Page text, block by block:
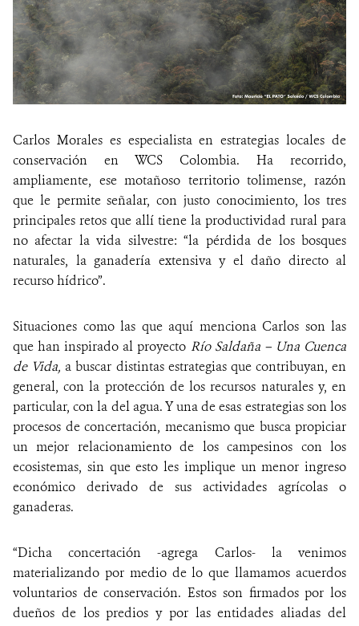
Carlos Morales es especialista en estrategias locales de
conservación en WCS Colombia. Ha recorrido,
ampliamente, ese motañoso territorio tolimense, razón
que le permite señalar, con justo conocimiento, los tres
principales retos que allí tiene la productividad rural para
no afectar la vida silvestre: “la pérdida de los bosques
naturales, la ganadería extensiva y el daño directo al
recurso hídrico”.
Situaciones como las que aquí menciona Carlos son las
que han inspirado al proyecto Río Saldaña – Una Cuenca
de Vida, a buscar distintas estrategias que contribuyan, en
general, con la protección de los recursos naturales y, en
particular, con la del agua. Y una de esas estrategias son los
procesos de concertación, mecanismo que busca propiciar
un mejor relacionamiento de los campesinos con los
ecosistemas, sin que esto les implique un menor ingreso
económico derivado de sus actividades agrícolas o
ganaderas.
“Dicha concertación -agrega Carlos- la venimos
materializando por medio de lo que llamamos acuerdos
voluntarios de conservación. Estos son firmados por los
dueños de los predios y por las entidades aliadas del